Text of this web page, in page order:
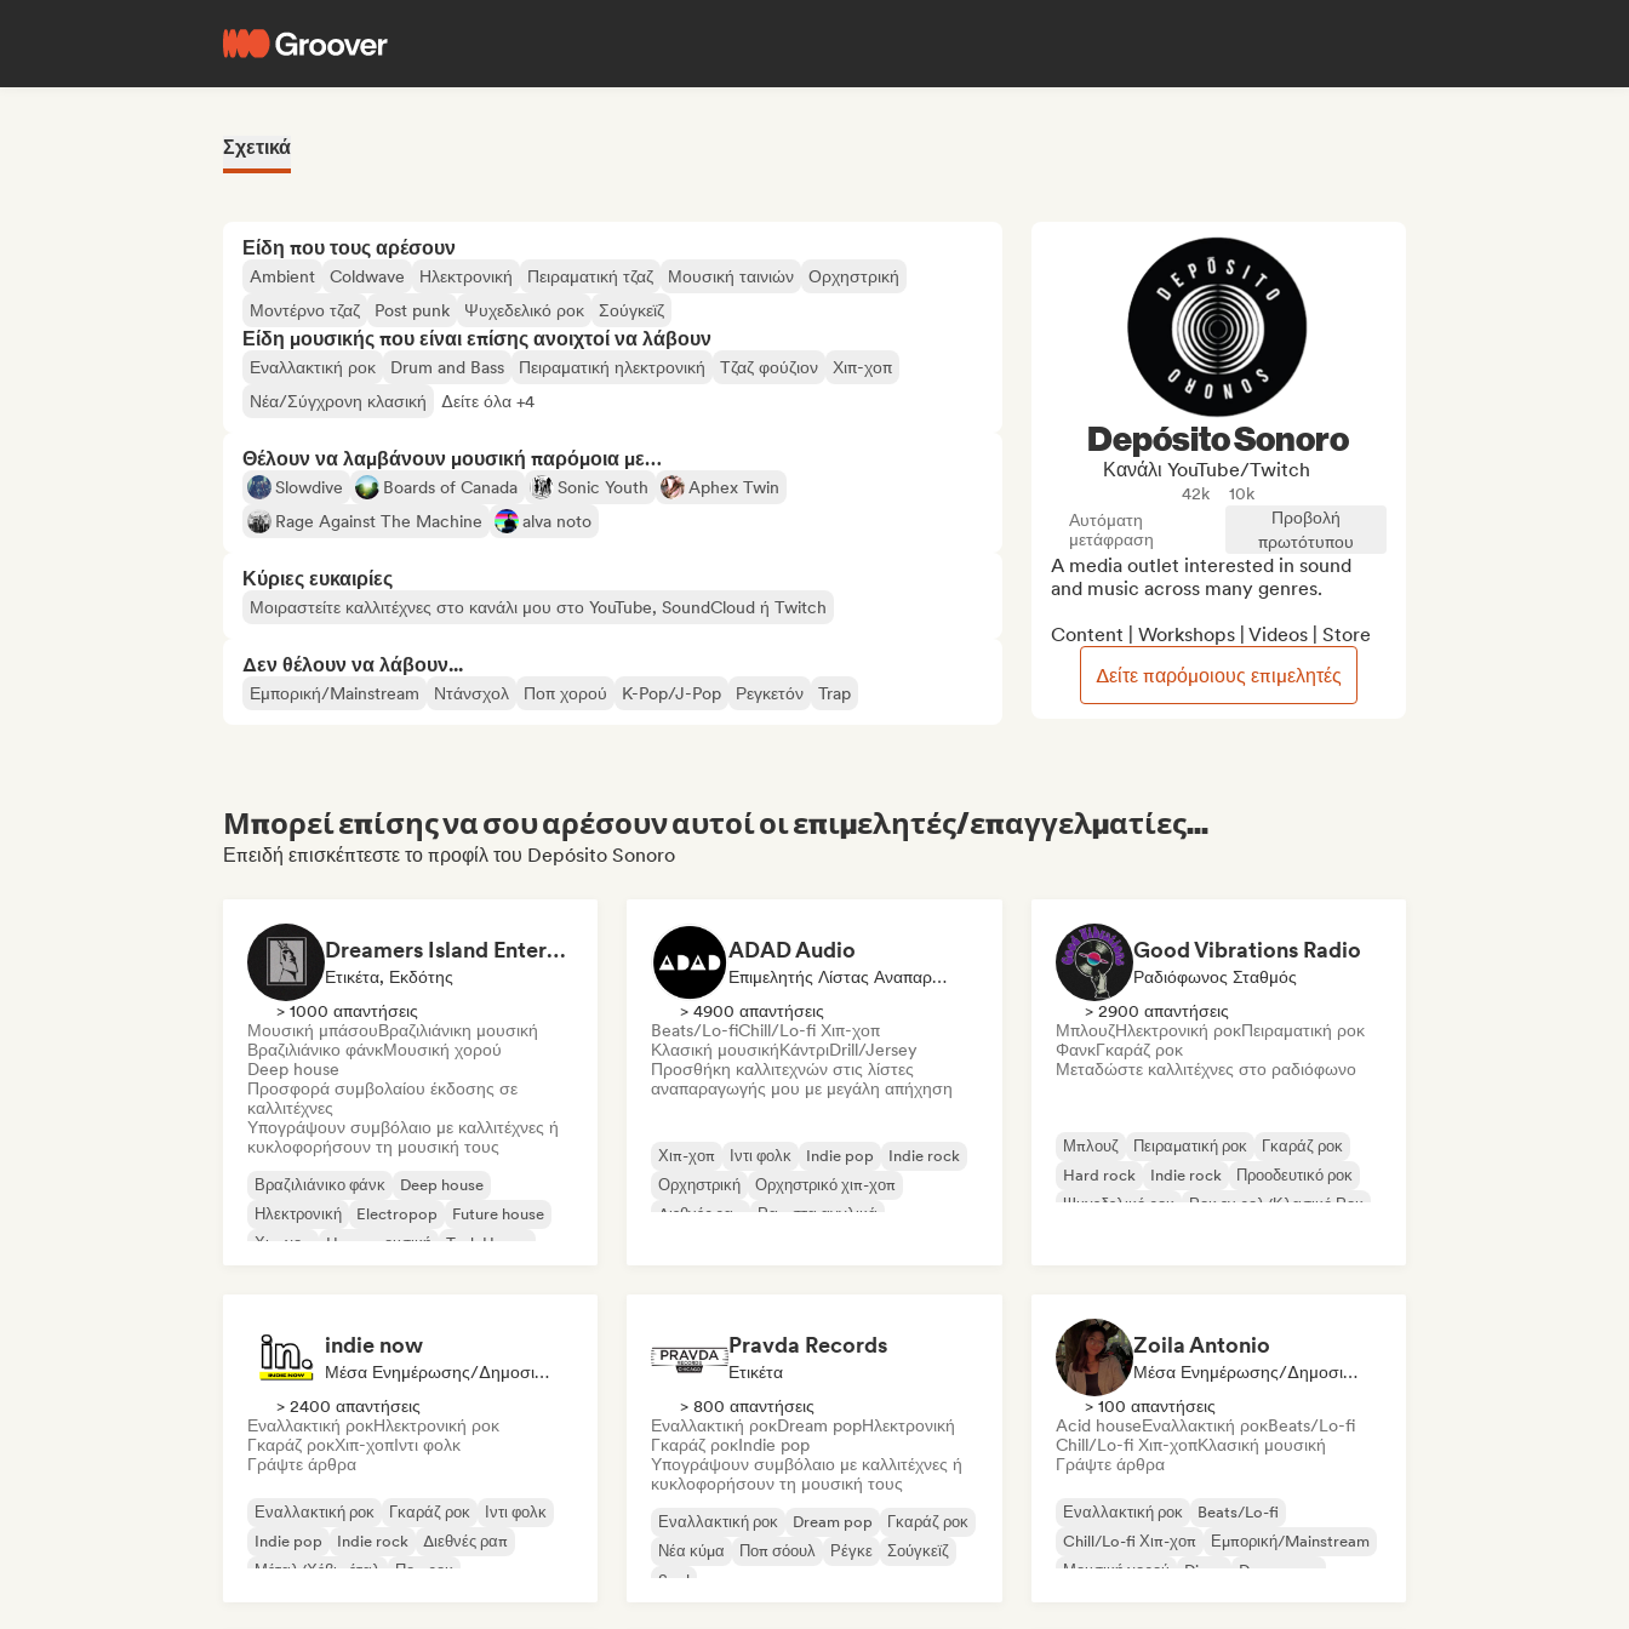
Σχετικά
Είδη που τους αρέσουν
Ambient Coldwave Ηλεκτρονική Πειραματική τζαζ Μουσική ταινιών
Ορχηστρική
Μοντέρνο τζαζ
Post punk Ψυχεδελικό ροκ Σούγκεϊζ
Είδη μουσικής που είναι επίσης ανοιχτοί να λάβουν
Εναλλακτική ροκ Drum and Bass Πειραματική ηλεκτρονική Τζαζ φούζιον
Χιπ-χοπ
Νέα/Σύγχρονη κλασική
Δείτε όλα +4
Θέλουν να λαμβάνουν μουσική παρόμοια με…
Slowdive Boards of Canada Sonic Youth
Aphex Twin
Rage Against The Machine
alva noto
Κύριες ευκαιρίες
Μοιραστείτε καλλιτέχνες στο κανάλι μου στο YouTube, SoundCloud ή Twitch
Δεν θέλουν να λάβουν...
Εμπορική/Mainstream Ντάνσχολ Ποπ χορού K-Pop/J-Pop Ρεγκετόν Trap
Depósito Sonoro
Κανάλι YouTube/Twitch
42k
10k
Αυτόματη
μετάφραση
Προβολή
πρωτότυπου
A media outlet interested in sound
and music across many genres.
Content | Workshops | Videos | Store
Δείτε παρόμοιους επιμελητές
Μπορεί επίσης να σου αρέσουν αυτοί οι επιμελητές/επαγγελματίες...
Επειδή επισκέπτεστε το προφίλ του Depósito Sonoro
Dreamers Island Entertainment
Ετικέτα, Εκδότης
> 1000 απαντήσεις
Μουσική μπάσουΒραζιλιάνικη μουσική
Βραζιλιάνικο φάνκΜουσική χορού
Deep house
Προσφορά συμβολαίου έκδοσης σε
καλλιτέχνες
Υπογράψουν συμβόλαιο με καλλιτέχνες ή
κυκλοφορήσουν τη μουσική τους
Βραζιλιάνικο φάνκ
Deep house
Ηλεκτρονική
Electropop
Future house
Χιπ-χοπ
House μουσική Tech House
ADAD Audio
Επιμελητής Λίστας Αναπαραγωγής
> 4900 απαντήσεις
Beats/Lo-fiChill/Lo-fi Χιπ-χοπ
Κλασική μουσικήΚάντριDrill/Jersey
Προσθήκη καλλιτεχνών στις λίστες
αναπαραγωγής μου με μεγάλη απήχηση
Χιπ-χοπ Ιντι φολκ Indie pop
Indie rock
Ορχηστρική
Ορχηστρικό χιπ-χοπ
Διεθνές ραπ
Ραπ στα αγγλικά
Good Vibrations Radio
Ραδιόφωνος Σταθμός
> 2900 απαντήσεις
ΜπλουζΗλεκτρονική ροκΠειραματική ροκ
ΦανκΓκαράζ ροκ
Μεταδώστε καλλιτέχνες στο ραδιόφωνο
Μπλουζ Πειραματική ροκ
Γκαράζ ροκ
Hard rock
Indie rock
Προοδευτικό ροκ
Ψυχεδελικό ροκ
Ροκ εν ρολ/Κλασικό Ροκ
indie now
Μέσα Ενημέρωσης/Δημοσιογράφος
> 2400 απαντήσεις
Εναλλακτική ροκΗλεκτρονική ροκ
Γκαράζ ροκΧιπ-χοπΙντι φολκ
Γράψτε άρθρα
Εναλλακτική ροκ Γκαράζ ροκ
Ιντι φολκ
Indie pop
Indie rock
Διεθνές ραπ
Μέταλ/Χέβι μέταλ
Ποπ ροκ
Pravda Records
Ετικέτα
> 800 απαντήσεις
Εναλλακτική ροκDream popΗλεκτρονική
Γκαράζ ροκIndie pop
Υπογράψουν συμβόλαιο με καλλιτέχνες ή
κυκλοφορήσουν τη μουσική τους
Εναλλακτική ροκ Dream pop
Γκαράζ ροκ
Νέα κύμα
Ποπ σόουλ Ρέγκε
Σούγκεϊζ
Soul
Zoila Antonio
Μέσα Ενημέρωσης/Δημοσιογράφος
> 100 απαντήσεις
Acid houseΕναλλακτική ροκBeats/Lo-fi
Chill/Lo-fi Χιπ-χοπΚλασική μουσική
Γράψτε άρθρα
Εναλλακτική ροκ
Beats/Lo-fi
Chill/Lo-fi Χιπ-χοπ
Εμπορική/Mainstream
Μουσική χορού
Disco
Dream pop